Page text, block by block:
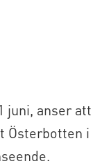
juni, anser att
Österbotten i